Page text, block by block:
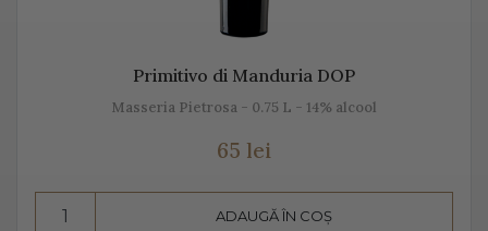
plăcere, dar și ca aperitiv, înainte de servirea mesei.
Este un vin proaspăt, ce se prezintă ca un buchet
ușoare, parfumate. De obicei, Prosecco este un vin sec,
pare dulce. Alege Extra Dry Prosecco pentru echilibrul
Primitivo di Manduria DOP
Masseria Pietrosa - 0.75 L - 14% alcool
65 lei
ADAUGĂ ÎN COȘ